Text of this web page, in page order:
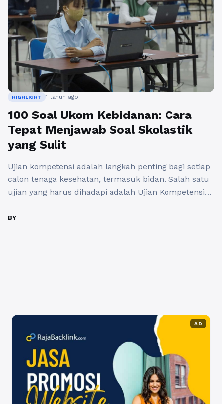
HIGHLIGHT 1 tahun ago
100 Soal Ukom Kebidanan: Cara
Tepat Menjawab Soal Skolastik
yang Sulit
Ujian kompetensi adalah langkah penting bagi setiap
calon tenaga kesehatan, termasuk bidan. Salah satu
ujian yang harus dihadapi adalah Ujian Kompetensi
sangat penting bagi para peserta untuk memahami
BY
AD